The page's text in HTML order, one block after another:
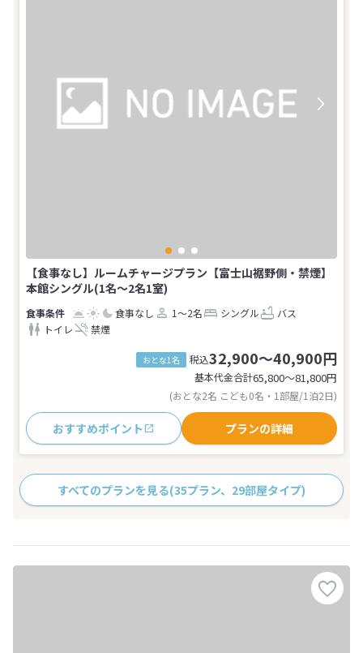
【食事なし】ルームチャージプラン【富士山裾野側・禁煙】
本館シングル(1名～2名1室)
食事なし 1～2名 シングル
バス
トイレ
禁煙
おとな1名 税込32,900～40,900円
基本代金合計65,800〜81,800円
(おとな2名 こども0名・1部屋/1泊2日)
おすすめポイント プランの詳細
すべてのプランを見る(35プラン、29部屋タイプ)